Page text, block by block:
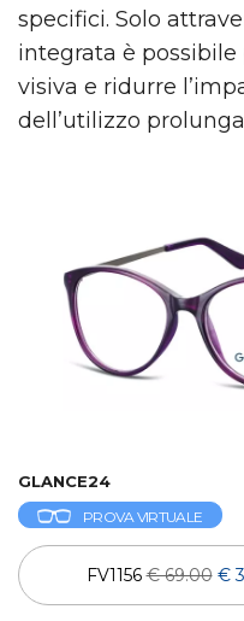
specifici. Solo
integrata è
visiva e ridurre
dell’utilizzo
GLANCE24
PROVA VIRTUALE
FV1156€ 69.00 €